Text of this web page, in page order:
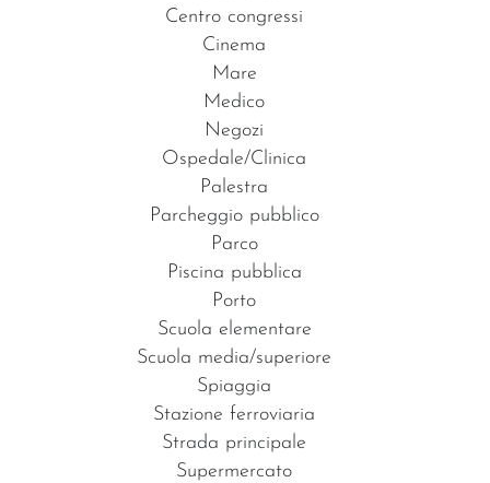
Centro congressi
Cinema
Mare
Medico
Negozi
Ospedale/Clinica
Palestra
Parcheggio pubblico
Parco
Piscina pubblica
Porto
Scuola elementare
Scuola media/superiore
Spiaggia
Stazione ferroviaria
Strada principale
Supermercato